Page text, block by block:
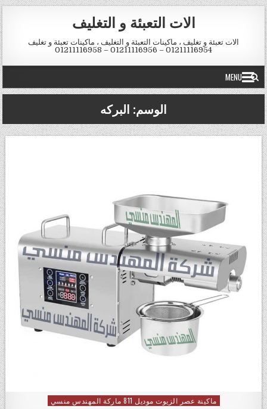
Skip to content
الات التعبئة و التغليف
الات تعبئة و تغليف ، ماكينات التعبئة و التغليف ، ماكينات تعبئة و تغليف
01211116954 – 01211116956 – 01211116958
MENU
الوسم: البركه
Posted in
ماكينة عصر الزيوت موديل 811 ماركة المهندس منسي